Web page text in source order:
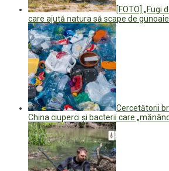
[FOTO] „Fugi
care ajută natura să scape de gunoaie
Cercetătorii
China ciuperci şi bacterii care